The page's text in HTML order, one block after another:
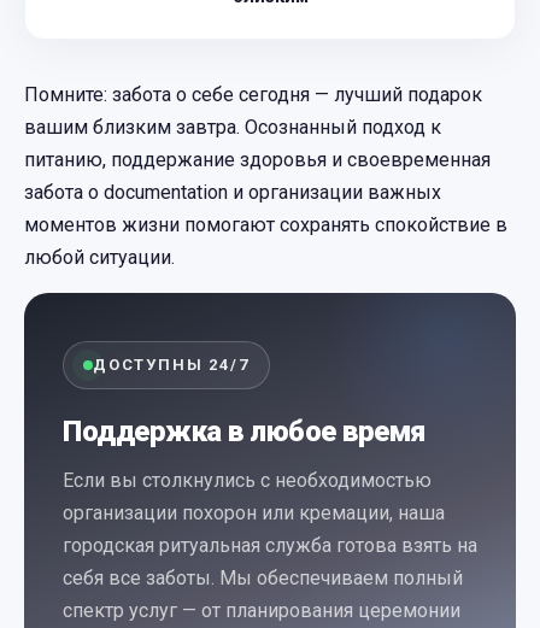
Помните: забота о себе сегодня — лучший подарок
вашим близким завтра. Осознанный подход к
питанию, поддержание здоровья и своевременная
забота о documentation и организации важных
моментов жизни помогают сохранять спокойствие в
любой ситуации.
ДОСТУПНЫ 24/7
Поддержка в любое время
Если вы столкнулись с необходимостью
организации похорон или кремации, наша
городская ритуальная служба готова взять на
себя все заботы. Мы обеспечиваем полный
спектр услуг — от планирования церемонии